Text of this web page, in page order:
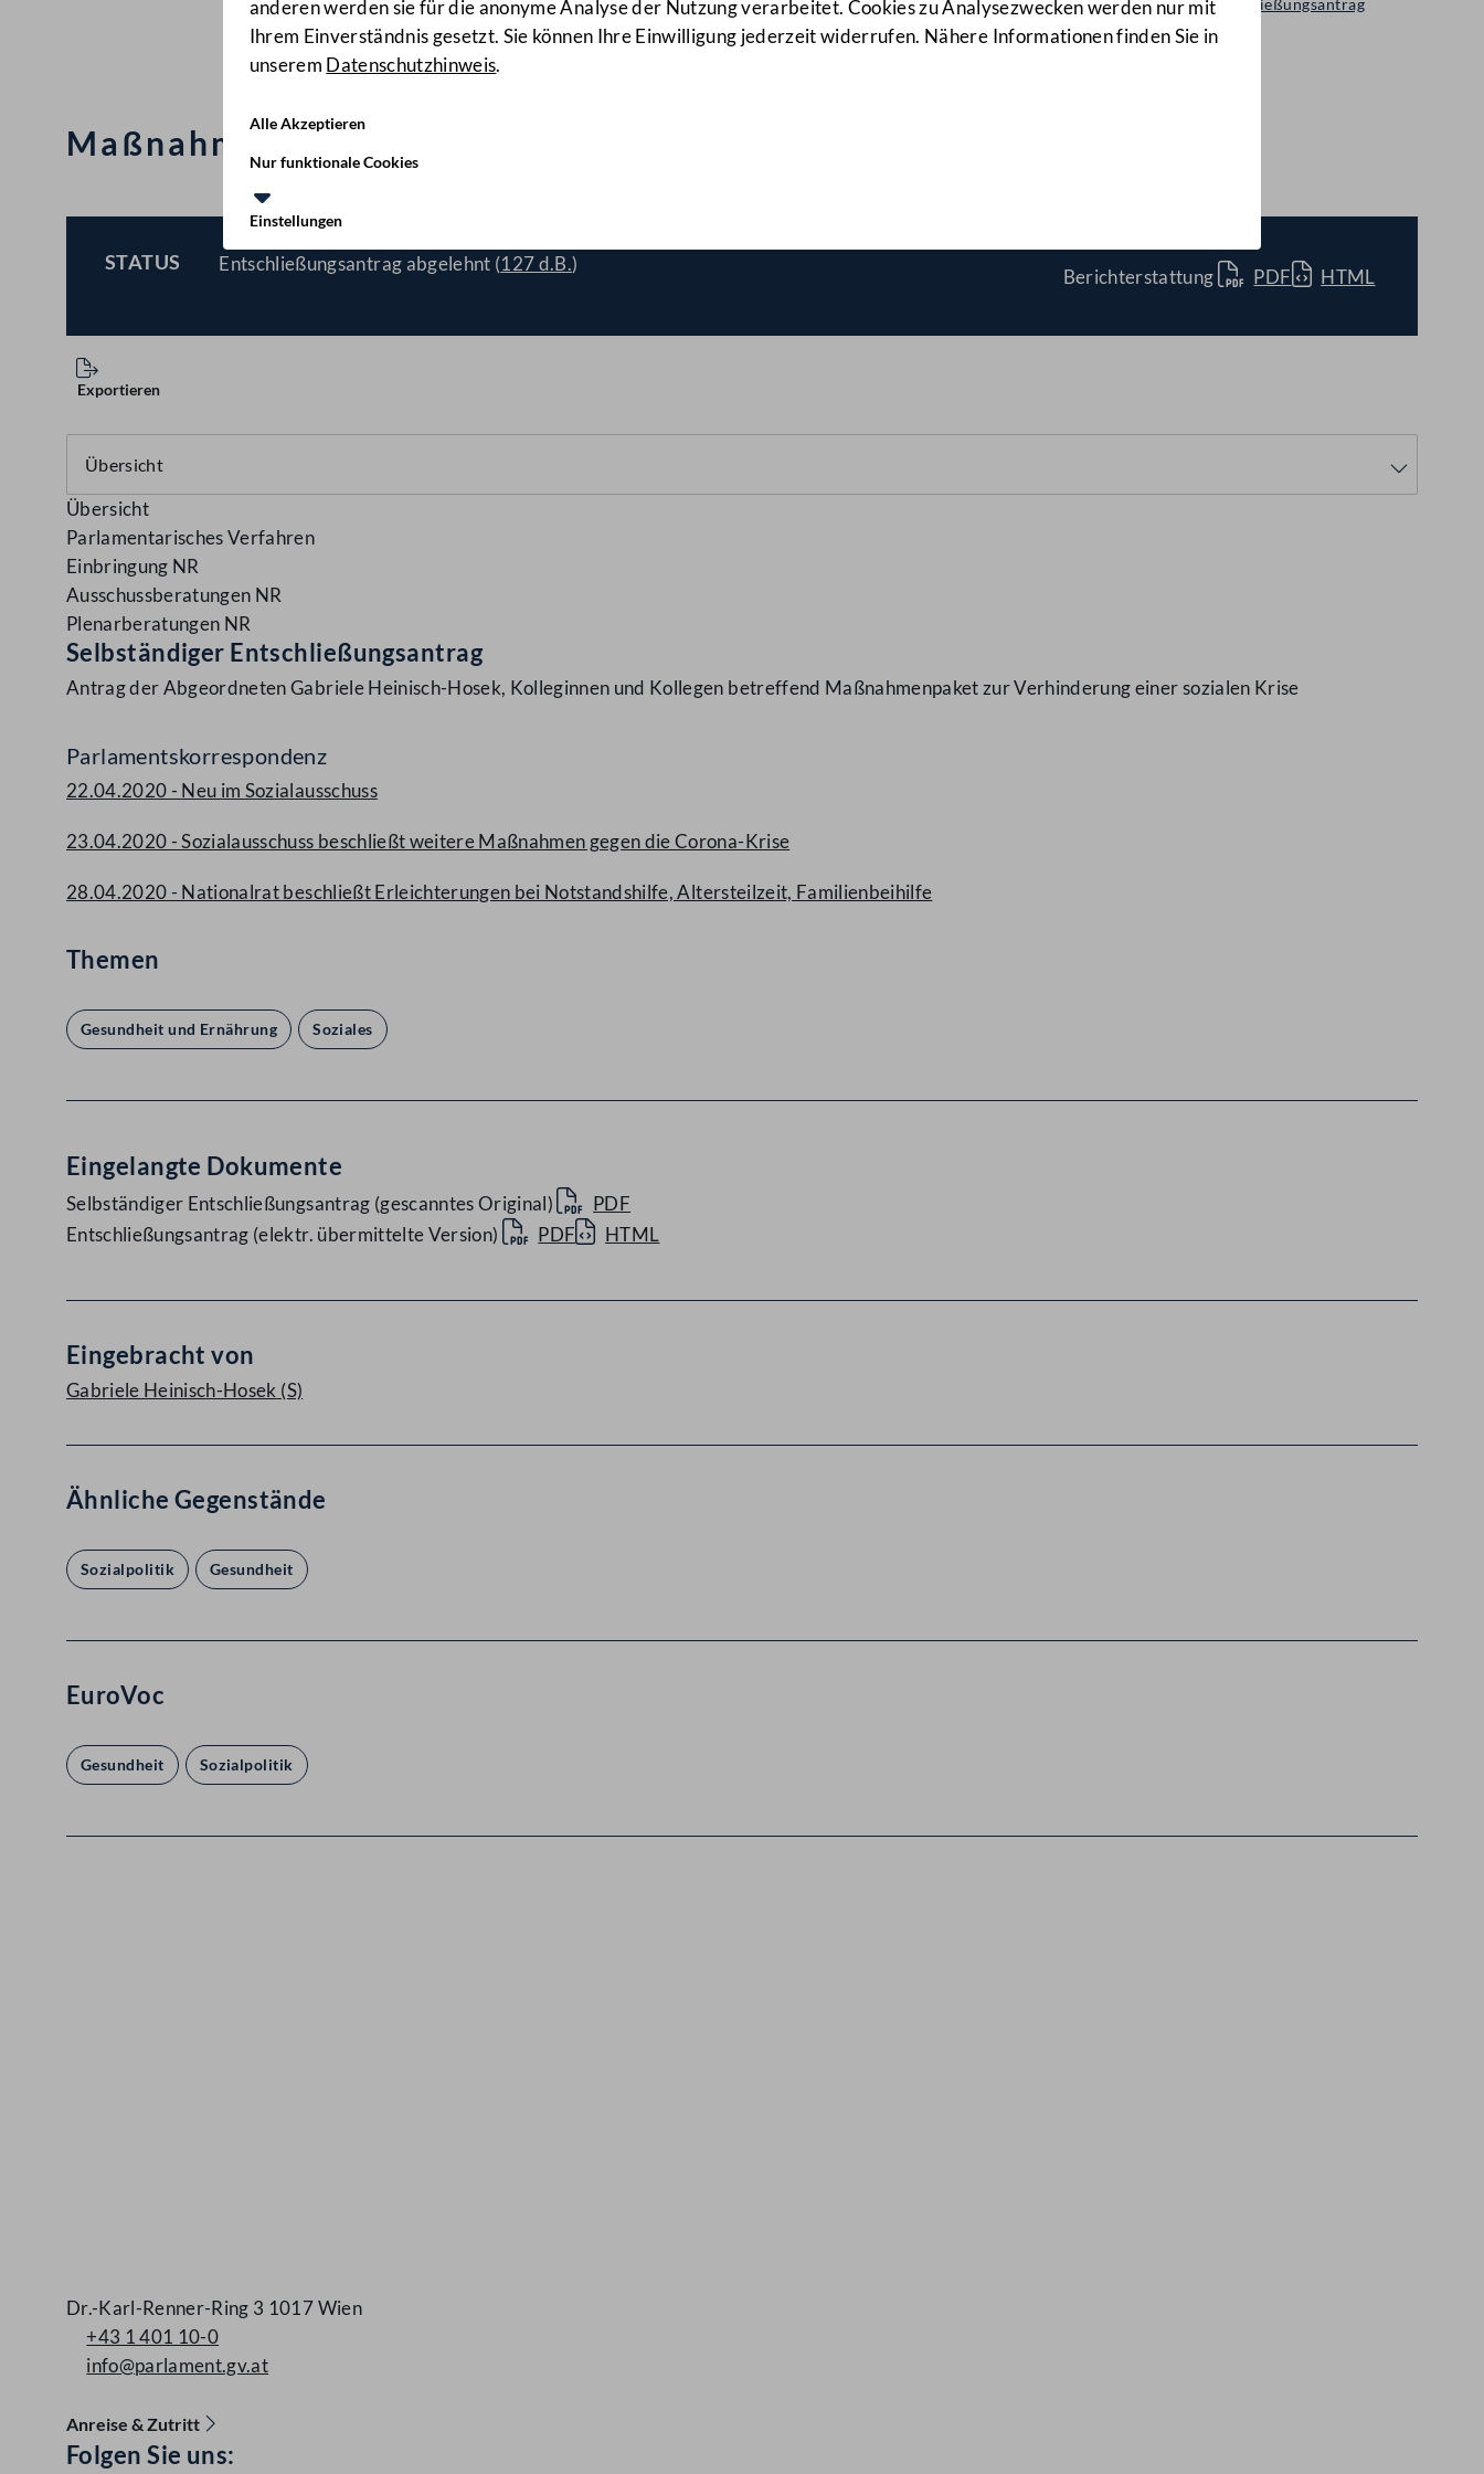
anderen werden sie für die anonyme Analyse der Nutzung verarbeitet. Cookies zu Analysezwecken werden nur mit
Ihrem Einverständnis gesetzt. Sie können Ihre Einwilligung jederzeit widerrufen. Nähere Informationen finden Sie in
unserem Datenschutzhinweis.
Alle Akzeptieren
Nur funktionale Cookies
Einstellungen
Accessibility Menu anzeigen
Selbständiger Entschließungsantrag
434/A(E)
Maßnahmenpaket zur Verhinderung einer sozialen Krise
STATUS
Entschließungsantrag abgelehnt (127 d.B.)
Berichterstattung PDF HTML
Exportieren
Übersicht
Parlamentarisches Verfahren
Einbringung NR
Ausschussberatungen NR
Plenarberatungen NR
Selbständiger Entschließungsantrag
Antrag der Abgeordneten Gabriele Heinisch-Hosek, Kolleginnen und Kollegen betreffend Maßnahmenpaket zur Verhinderung einer sozialen Krise
Parlamentskorrespondenz
22.04.2020 - Neu im Sozialausschuss
23.04.2020 - Sozialausschuss beschließt weitere Maßnahmen gegen die Corona-Krise
28.04.2020 - Nationalrat beschließt Erleichterungen bei Notstandshilfe, Altersteilzeit, Familienbeihilfe
Themen
Gesundheit und Ernährung Soziales
Eingelangte Dokumente
Selbständiger Entschließungsantrag (gescanntes Original)
PDF
Entschließungsantrag (elektr. übermittelte Version)
PDF HTML
Eingebracht von
Gabriele Heinisch-Hosek (S)
Ähnliche Gegenstände
Sozialpolitik Gesundheit
EuroVoc
Gesundheit Sozialpolitik
Dr.-Karl-Renner-Ring 3 1017 Wien
+43 1 401 10-0
info@parlament.gv.at
Anreise & Zutritt
Folgen Sie uns: